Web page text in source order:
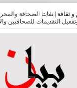
و ثقافة |نقابتا الصحافة
التقديمات للصحافيين